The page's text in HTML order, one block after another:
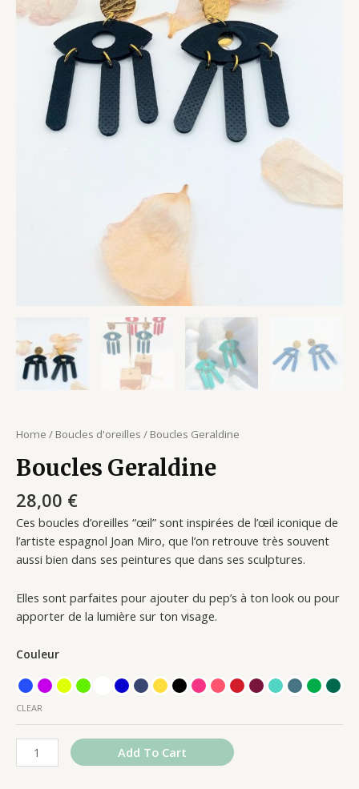
Home / Boucles d'oreilles / Boucles Geraldine
Boucles Geraldine
28,00 €
Ces boucles d’oreilles “œil” sont inspirées de l’œil iconique de
l’artiste espagnol Joan Miro, que l’on retrouve très souvent
aussi bien dans ses peintures que dans ses sculptures.
Elles sont parfaites pour ajouter du pep’s à ton look ou pour
apporter de la lumière sur ton visage.
Couleur
CLEAR
Add To Cart